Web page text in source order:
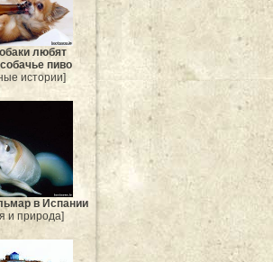
любят
пиво
истории]
в Испании
и природа]